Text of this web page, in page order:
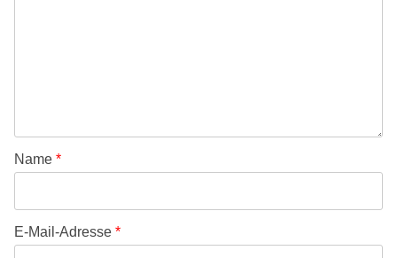
Name *
E-Mail-Adresse *